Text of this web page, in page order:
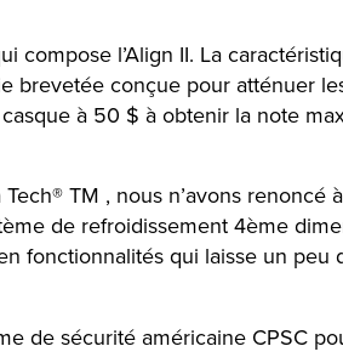
l’Align II. La
conçue pour atténuer
à 50 $ à obtenir la note
TM , nous n’avons renoncé
de refroidissement 4ème
fonctionnalités qui laisse un
de sécurité américaine CPSC